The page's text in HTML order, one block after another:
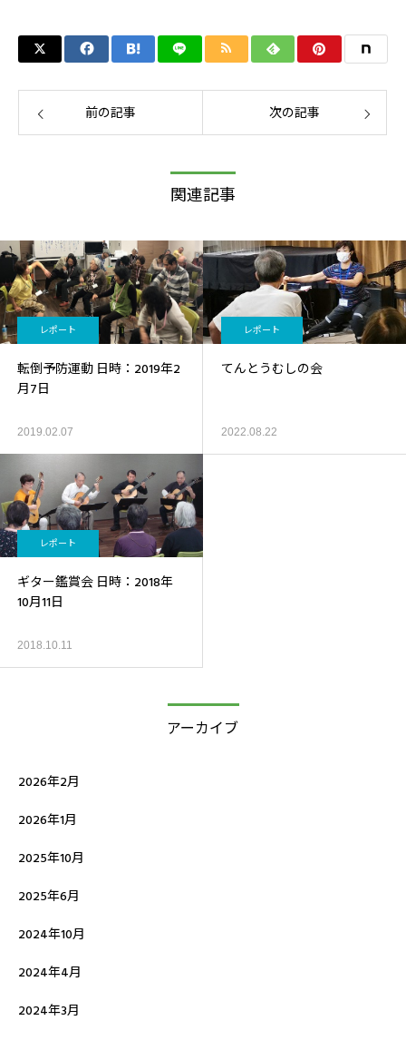
前の記事 次の記事
関連記事
レポート
転倒予防運動 日時：2019年2
月7日
2019.02.07
レポート
てんとうむしの会
2022.08.22
レポート
ギター鑑賞会 日時：2018年
10月11日
2018.10.11
アーカイブ
2026年2月
2026年1月
2025年10月
2025年6月
2024年10月
2024年4月
2024年3月